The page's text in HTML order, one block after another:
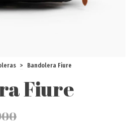
> Bandolera Fiure
Fiure